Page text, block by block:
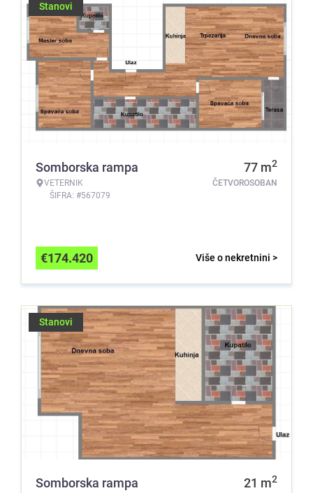
Stanovi
Somborska rampa
VETERNIK
ŠIFRA: #567079
77 m2
ČETVOROSOBAN
Više o nekretnini >
€174.420
Stanovi
Somborska rampa 21 m2